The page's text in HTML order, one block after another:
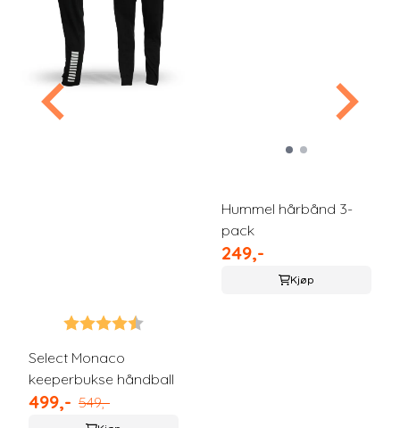
Karakter:
Select Monaco
keeperbukse håndball
499,- 549,-
Hummel hårbånd 3-
pack
249,-
Kjøp